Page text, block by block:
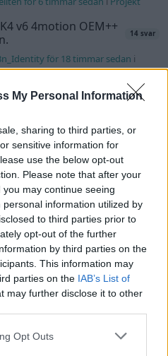
My Personal Information
sharing to third parties, or
sensitive information for
use the below opt-out
Please note that after your
may continue seeing
information utilized by
to third parties prior to
opt-out of the further
by third parties on the
This information may
parties on the IAB’s List of
may further disclose it to other
Opt Outs
v6 4motion OEM++
14 svar
för 18 timmar sedan i
(kaross eller
torsdag 23:25 iProjekt
with 427 ZL-1! 551 svar
torsdag 23:01iProjekt
57 svar
torsdag 22:10iProjekt
t1 1962
torsdag 21:09iProjekt
137 svar